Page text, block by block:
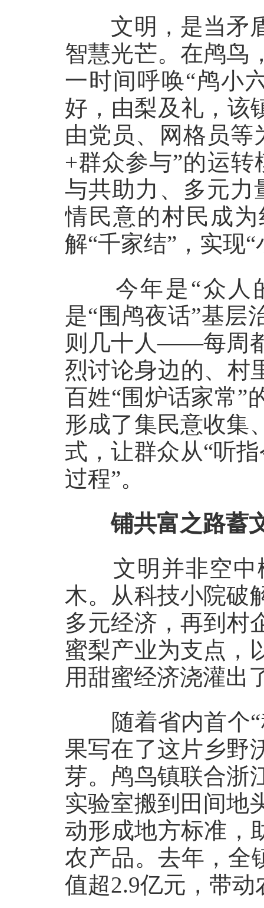
文明，是当矛盾
智慧光芒。在鸬鸟
一时间呼唤“鸬小
好，由梨及礼，该
由党员、网格员等
+群众参与”的运
与共助力、多元力
情民意的村民成
解“千家结”，实现
今年是“众人的
是“围鸬夜话”基层
则几十人——每周
烈讨论身边的、村
百姓“围炉话家常”
形成了集民意收集
式，让群众从“听
过程”。
铺共富之路蓄
文明并非空中
木。从科技小院破
多元经济，再到
蜜梨产业为支点，
用甜蜜经济浇灌出
随着省内首个“
果写在了这片乡野
芽。鸬鸟镇联合浙
实验室搬到田间地
动形成地方标准，
农产品。去年，全
值超2.9亿元，带